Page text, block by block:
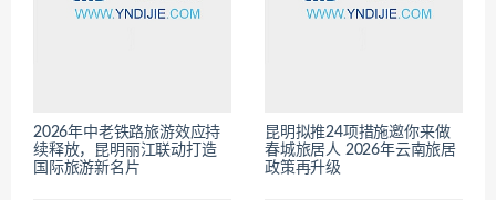
2026年中老铁路旅游效应持
续释放，昆明丽江联动打造
国际旅游新名片
昆明拟推24项措施邀你来做
春城旅居人 2026年云南旅居
政策再升级